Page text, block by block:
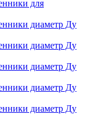
для
диаметр Ду
диаметр Ду
диаметр Ду
диаметр Ду
диаметр Ду